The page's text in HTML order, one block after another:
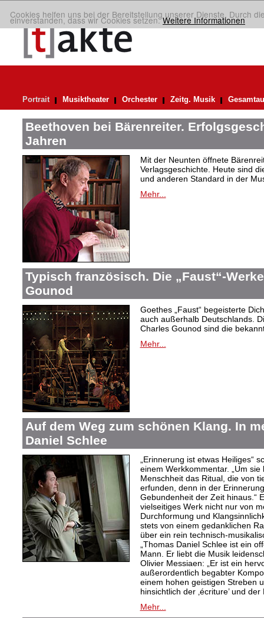
Cookies helfen uns bei der Bereitstellung unserer Dienste. Durch
einverstanden, dass wir Cookies setzen.Weitere Informationen
Portrait Musiktheater Orchester Zeitg. Musik
Beethoven bei Bärenreiter.
Jahren
Mit der Neunten öffnete
Verlagsgeschichte. Heute sind
und anderen Standard in der
Mehr...
Typisch französisch. Die „Faust“-
Gounod
Goethes „Faust“ begeisterte
auch außerhalb Deutschlands.
Charles Gounod sind die
Mehr...
Auf dem Weg zum schönen Klang. In
Daniel Schlee
„Erinnerung ist etwas Heiliges“
einem Werkkommentar. „Um
Menschheit das Ritual, die von
erfunden, denn in der
Gebundenheit der Zeit hinaus.“
vielseitiges Werk nicht nur von
Durchformung und
stets von einem gedanklichen
über ein rein technisch-
„Thomas Daniel Schlee ist ein
Mann. Er liebt die Musik
Olivier Messiaen: „Er ist ein
außerordentlich begabter
einem hohen geistigen Streben
hinsichtlich der ‚écriture’ und der
Mehr...